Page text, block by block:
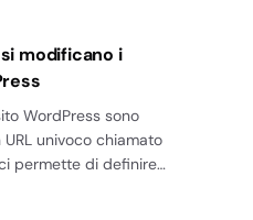
modificano i
WordPress sono
univoco chiamato
permette di definire
i…